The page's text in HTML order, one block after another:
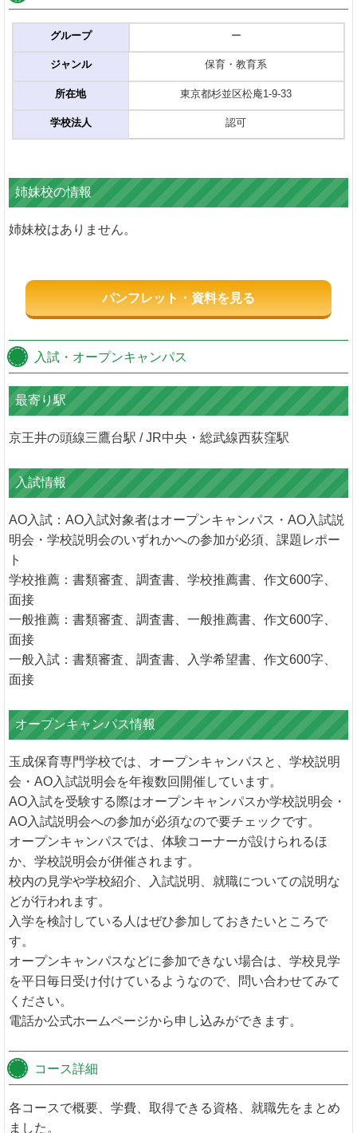
グループ
ジャンル
所在地
学校法人
ー
保育・教育系
東京都杉並区松庵1-9-33
認可
姉妹校の情報
姉妹校はありません。
パンフレット・資料を見る
入試・オープンキャンパス
最寄り駅
京王井の頭線三鷹台駅 / JR中央・総武線西荻窪駅
入試情報
AO入試：AO入試対象者はオープンキャンパス・AO入試説
明会・学校説明会のいずれかへの参加が必須、課題レポー
ト
学校推薦：書類審査、調査書、学校推薦書、作文600字、
面接
一般推薦：書類審査、調査書、一般推薦書、作文600字、
面接
一般入試：書類審査、調査書、入学希望書、作文600字、
面接
オープンキャンパス情報
玉成保育専門学校では、オープンキャンパスと、学校説明
会・AO入試説明会を年複数回開催しています。
AO入試を受験する際はオープンキャンパスか学校説明会・
AO入試説明会への参加が必須なので要チェックです。
オープンキャンパスでは、体験コーナーが設けられるほ
か、学校説明会が併催されます。
校内の見学や学校紹介、入試説明、就職についての説明な
どが行われます。
入学を検討している人はぜひ参加しておきたいところで
す。
オープンキャンパスなどに参加できない場合は、学校見学
を平日毎日受け付けているようなので、問い合わせてみて
ください。
電話か公式ホームページから申し込みができます。
コース詳細
各コースで概要、学費、取得できる資格、就職先をまとめ
ました。